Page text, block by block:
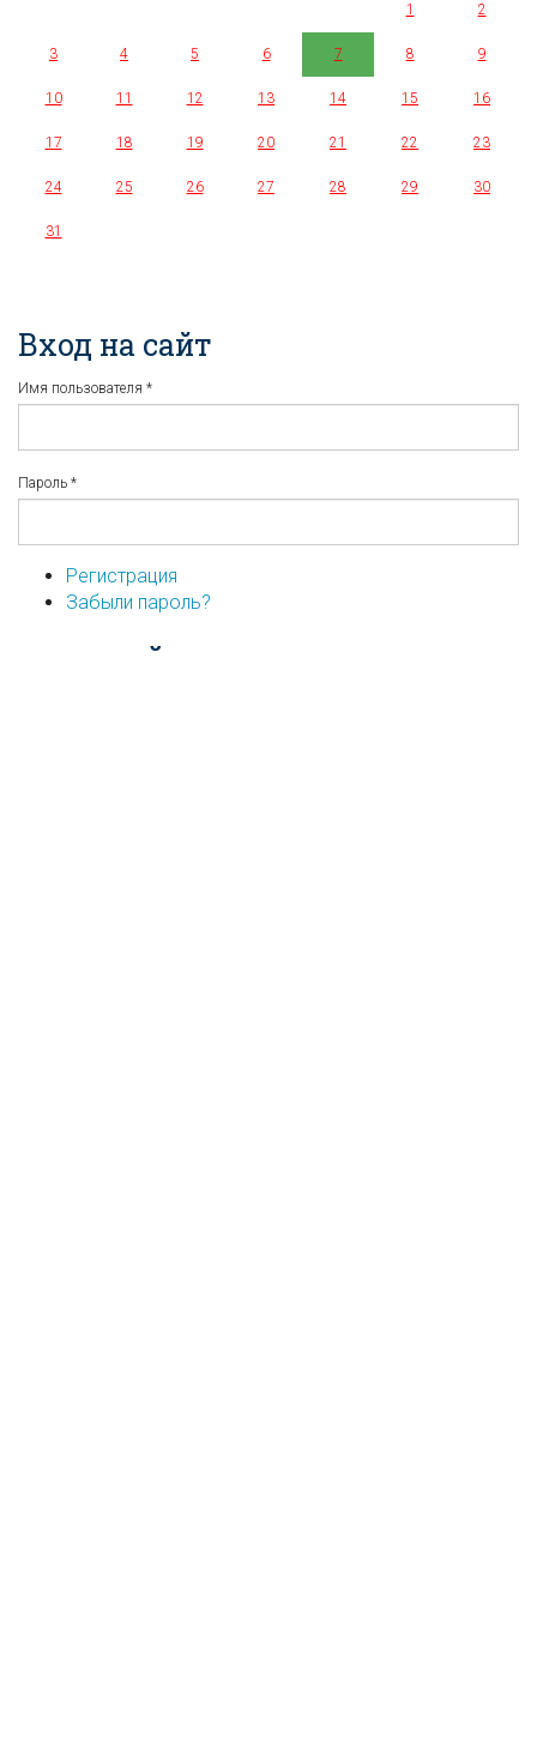
1
2
3 4 5 6 7 8 9
10 11 12 13 14 15 16
17 18 19 20 21 22 23
24 25 26 27 28 29 30
31
Вход на сайт
Имя пользователя *
Пароль *
Регистрация
Забыли пароль?
...или войдите используя